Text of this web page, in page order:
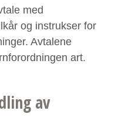
med
og instrukser for
Avtalene
art.
av